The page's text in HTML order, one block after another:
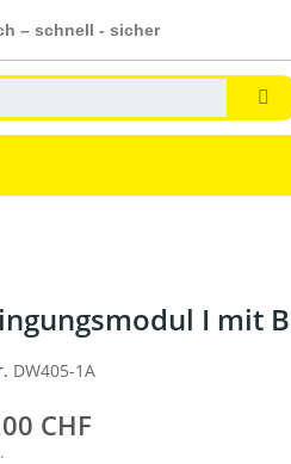
– schnell - sicher
I mit
DW405-1A
CHF